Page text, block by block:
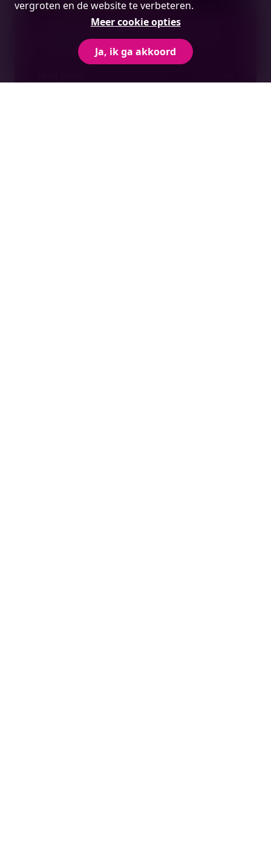
vergroten en de website te verbeteren.
Meer cookie opties
Ja, ik ga akkoord
Rabobank sluit zich aan als partner bij de
Green Deal Installatiebranche